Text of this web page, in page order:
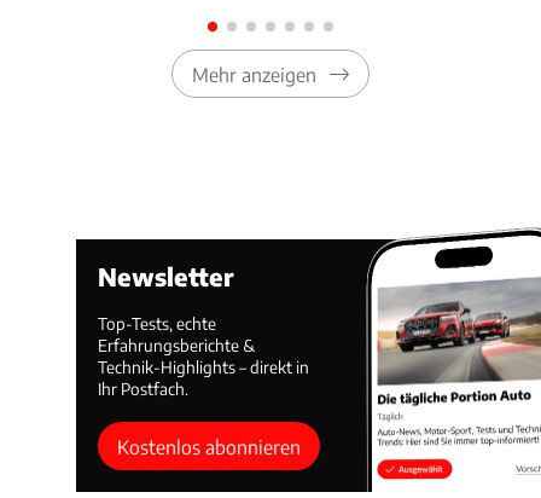
Mehr anzeigen
Newsletter
Top-Tests, echte
Erfahrungsberichte &
Technik-Highlights – direkt in
Ihr Postfach.
Kostenlos abonnieren